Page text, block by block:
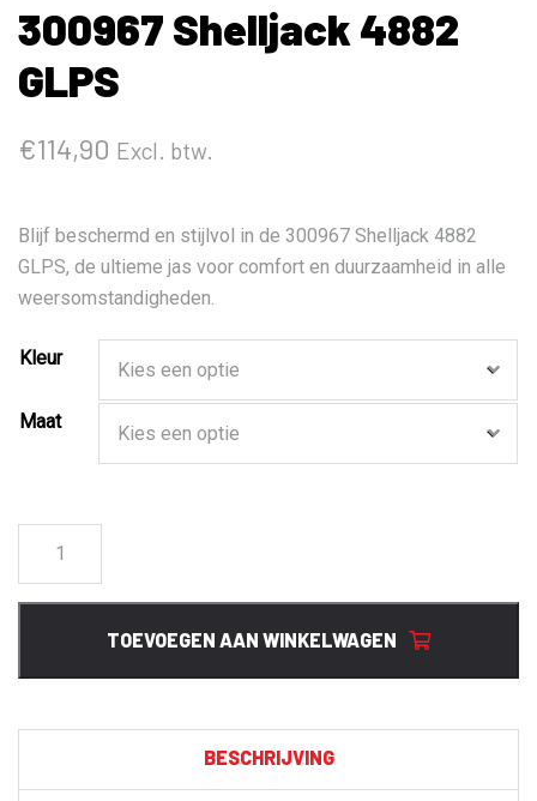
300967 Shelljack 4882
GLPS
€114,90 Excl. btw.
Blijf beschermd en stijlvol in de 300967 Shelljack 4882
GLPS, de ultieme jas voor comfort en duurzaamheid in alle
weersomstandigheden.
Kleur
Maat
Shelljack
4882
TOEVOEGEN AAN WINKELWAGEN
BESCHRIJVING